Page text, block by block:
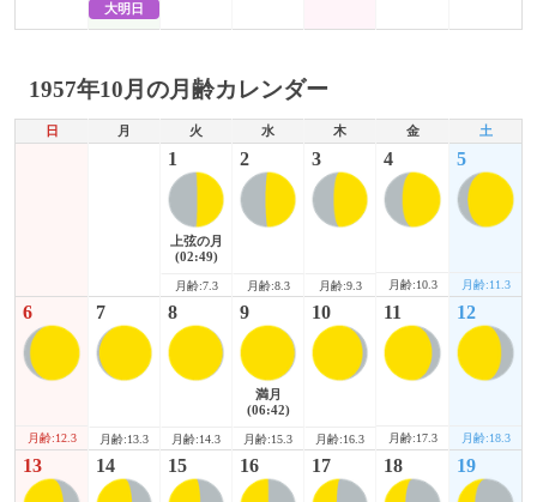
大明日
1957年10月の月齢カレンダー
日 月 火 水 木 金 土
1
上弦の月
(02:49)
月齢:7.3
2
月齢:8.3
3
月齢:9.3
4
月齢:10.3
5
月齢:11.3
6
月齢:12.3
7
月齢:13.3
8
月齢:14.3
9
満月
(06:42)
月齢:15.3
10
月齢:16.3
11
月齢:17.3
12
月齢:18.3
13 14 15 16 17 18 19